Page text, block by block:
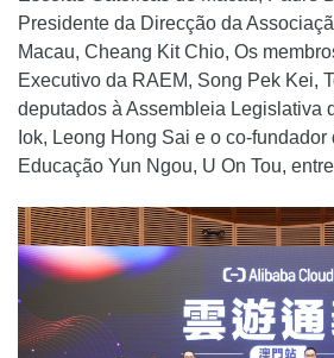
Presidente da Direcção da
Macau, Cheang Kit Chio, Os
Executivo da RAEM, Song Pek Kei,
deputados à Assembleia Legislativa
Iok, Leong Hong Sai e o co-
Educação Yun Ngou, U On Tou,